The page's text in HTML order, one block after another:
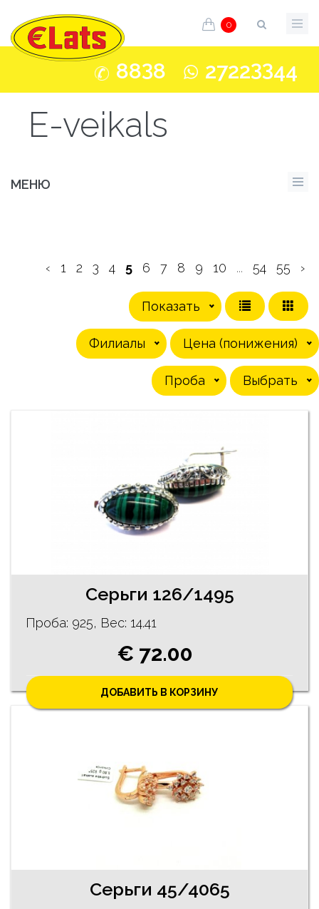
0
8838 27223344
E-veikals
МЕНЮ
‹ 1 2 3 4 5 6 7 8 9 10 ... 54 55 ›
Показать
Цена (понижения)
Филиалы
Выбрать
Проба
Серьги 126/1495
Проба: 925, Bес: 14.41
€ 72.00
ДОБАВИТЬ В КОРЗИНУ
Cерьги 45/4065